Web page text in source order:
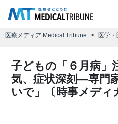
医療メディア Medical Tribune 医学
子どもの「６月病
気、症状深刻―専門
いで」〔時事メディ